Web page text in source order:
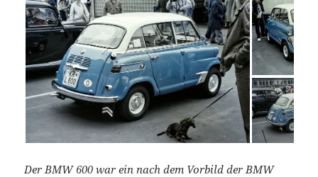
Der BMW 600 war ein nach dem Vorbild der BMW